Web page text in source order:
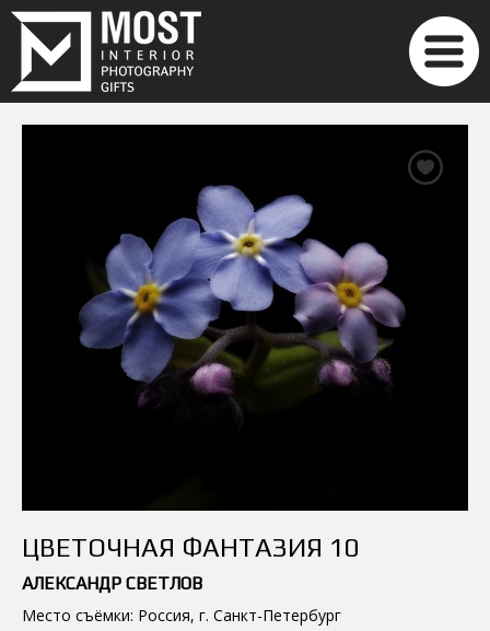
ЦВЕТОЧНАЯ ФАНТАЗИЯ 10
АЛЕКСАНДР СВЕТЛОВ
Место съёмки: Россия, г. Санкт-Петербург